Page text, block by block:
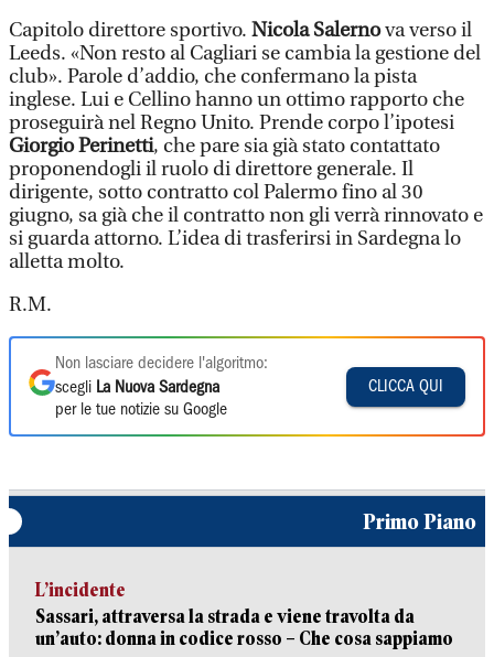
Capitolo direttore sportivo. Nicola Salernova verso il
Leeds. «Non resto al Cagliari se cambia la gestione del
club». Parole d’addio, che confermano la pista
inglese. Lui e Cellino hanno un ottimo rapporto che
proseguirà nel Regno Unito. Prende corpo l’ipotesi
Giorgio Perinetti, che pare sia già stato contattato
proponendogli il ruolo di direttore generale. Il
dirigente, sotto contratto col Palermo fino al 30
giugno, sa già che il contratto non gli verrà rinnovato e
si guarda attorno. L’idea di trasferirsi in Sardegna lo
alletta molto.
R.M.
Non lasciare decidere l'algoritmo:
scegli La Nuova Sardegna
per le tue notizie su Google
CLICCA QUI
Primo Piano
L’incidente
Sassari, attraversa la strada e viene travolta da
un’auto: donna in codice rosso – Che cosa sappiamo